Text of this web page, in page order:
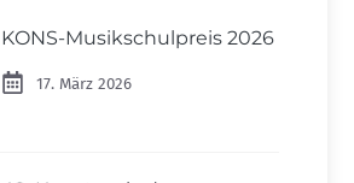
KONS-Musikschulpreis 2026
17. März 2026